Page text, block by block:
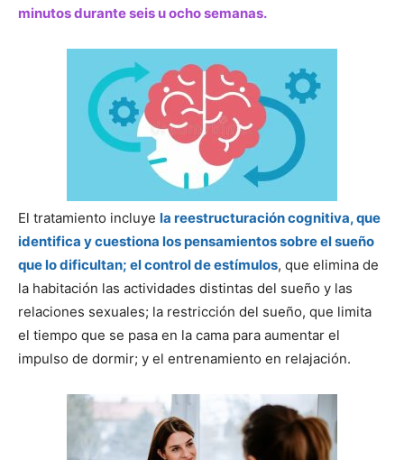
minutos durante seis u ocho semanas.
El tratamiento incluye la reestructuración cognitiva, que
identifica y cuestiona los pensamientos sobre el sueño
que lo dificultan; el control de estímulos, que elimina de
la habitación las actividades distintas del sueño y las
relaciones sexuales; la restricción del sueño, que limita
el tiempo que se pasa en la cama para aumentar el
impulso de dormir; y el entrenamiento en relajación.